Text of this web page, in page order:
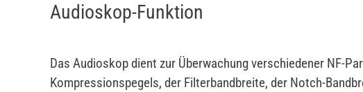
Audioskop-Funktion
Das Audioskop dient zur Überwachung verschiedener NF-
Kompressionspegels, der Filterbandbreite, der Notch-